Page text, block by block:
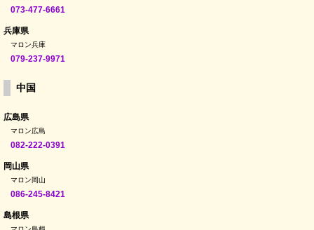
073-477-6661
兵庫県
マロン兵庫
079-237-9971
中国
広島県
マロン広島
082-222-0391
岡山県
マロン岡山
086-245-8421
島根県